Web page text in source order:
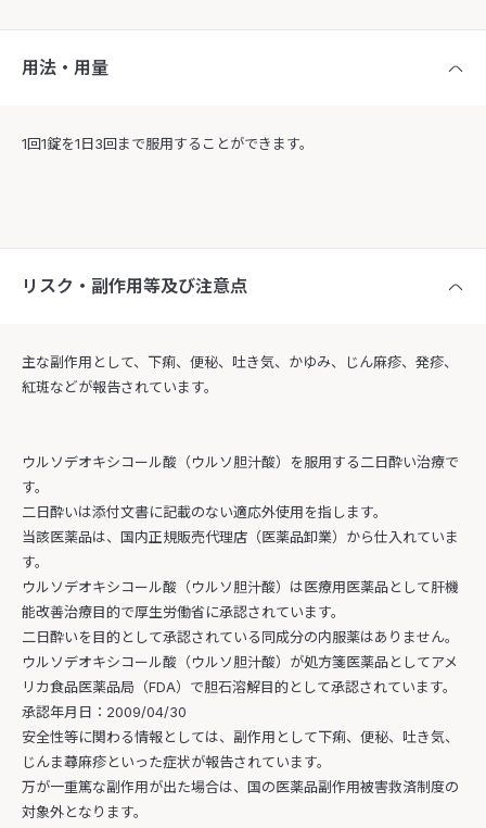
用法・用量
1回1錠を1日3回まで服用することができます。
リスク・副作用等及び注意点
主な副作用として、下痢、便秘、吐き気、かゆみ、じん麻疹、発疹、
紅斑などが報告されています。
ウルソデオキシコール酸（ウルソ胆汁酸）を服用する二日酔い治療で
す。
二日酔いは添付文書に記載のない適応外使用を指します。
当該医薬品は、国内正規販売代理店（医薬品卸業）から仕入れていま
す。
ウルソデオキシコール酸（ウルソ胆汁酸）は医療用医薬品として肝機
能改善治療目的で厚生労働省に承認されています。
二日酔いを目的として承認されている同成分の内服薬はありません。
ウルソデオキシコール酸（ウルソ胆汁酸）が処方箋医薬品としてアメ
リカ食品医薬品局（FDA）で胆石溶解目的として承認されています。
承認年月日：2009/04/30
安全性等に関わる情報としては、副作用として下痢、便秘、吐き気、
じんま蕁麻疹といった症状が報告されています。
万が一重篤な副作用が出た場合は、国の医薬品副作用被害救済制度の
対象外となります。